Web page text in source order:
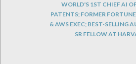
WORLD'S 1ST CHIEF AI
PATENTS; FORMER
& AWS EXEC; BEST-SELLING
SR FELLOW AT